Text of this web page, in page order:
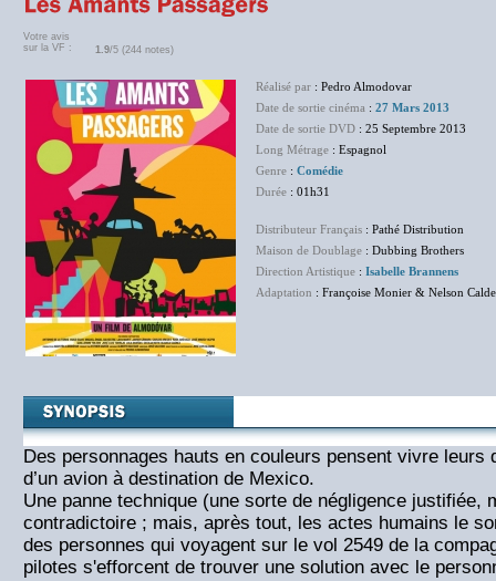
Votre avis
sur la VF :
1.9/5 (244 notes)
Réalisé par : Pedro Almodovar
Date de sortie cinéma : 27 Mars 2013
Date de sortie DVD : 25 Septembre 2013
Long Métrage : Espagnol
Genre : Comédie
Durée : 01h31
Distributeur Français : Pathé Distribution
Maison de Doublage : Dubbing Brothers
Direction Artistique : Isabelle Brannens
Adaptation : Françoise Monier & Nelson
Des personnages hauts en couleurs pensent vivre leurs
d’un avion à destination de Mexico.
Une panne technique (une sorte de négligence justifiée,
contradictoire ; mais, après tout, les actes humains le
des personnes qui voyagent sur le vol 2549 de la
pilotes s'efforcent de trouver une solution avec le